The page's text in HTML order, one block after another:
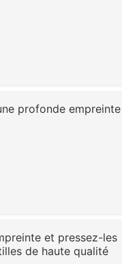
profonde empreinte
et pressez-les
de haute qualité